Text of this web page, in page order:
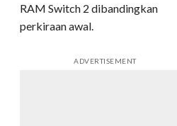
RAM Switch 2 dibandingkan
perkiraan awal.
ADVERTISEMENT